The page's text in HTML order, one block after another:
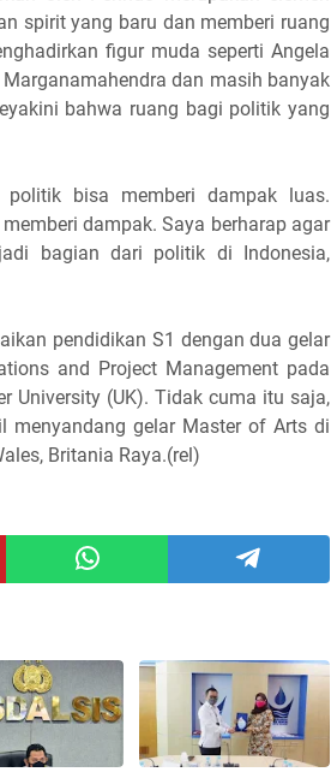
spirit yang baru dan memberi ruang
figur muda seperti Angela
dan masih banyak
bahwa ruang bagi politik yang
bisa memberi dampak luas.
dampak. Saya berharap agar
bagian dari politik di Indonesia,
pendidikan S1 dengan dua gelar
and Project Management pada
University (UK). Tidak cuma itu saja,
menyandang gelar Master of Arts di
Britania Raya.(rel)